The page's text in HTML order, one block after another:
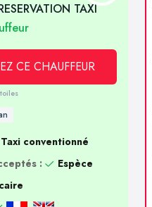
TAXI
CE CHAUFFEUR
Taxi conventionné
:
Espèce